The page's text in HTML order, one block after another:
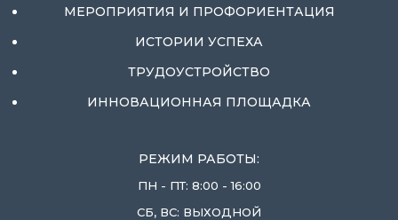
МЕРОПРИЯТИЯ И ПРОФОРИЕНТАЦИЯ
ИСТОРИИ УСПЕХА
ТРУДОУСТРОЙСТВО
ИННОВАЦИОННАЯ ПЛОЩАДКА
РЕЖИМ РАБОТЫ:
ПН - ПТ: 8:00 - 16:00
СБ, ВС: ВЫХОДНОЙ